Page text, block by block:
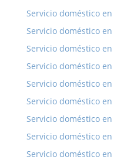
Servicio doméstico
Servicio doméstico
Servicio doméstico
Servicio doméstico
Servicio doméstico
Servicio doméstico
Servicio doméstico
Servicio doméstico
Servicio doméstico